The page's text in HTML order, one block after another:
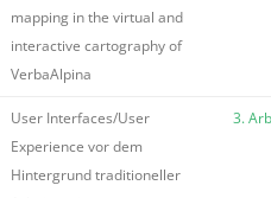
mapping in the virtual and
interactive cartography of
VerbaAlpina
User Interfaces/User
Experience vor dem
Hintergrund traditioneller
3.